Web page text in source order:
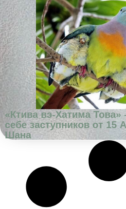
«Ктива вэ-Хатима Това»
себе заступников от 15
Шана